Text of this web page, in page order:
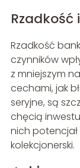
Rzadkość
czynników
z mniejszym
cechami, jak
seryjne, są
chęcią
nich
kolekcjonerski.